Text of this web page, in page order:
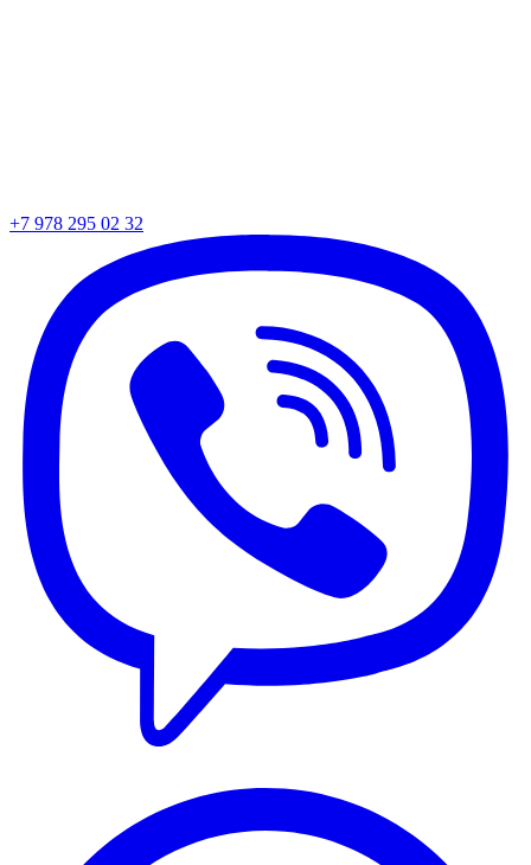
+7 978 295 02 32